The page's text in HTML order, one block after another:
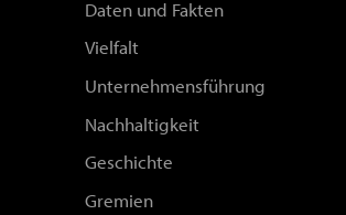
Daten und Fakten
Vielfalt
Unternehmensführung
Nachhaltigkeit
Geschichte
Gremien